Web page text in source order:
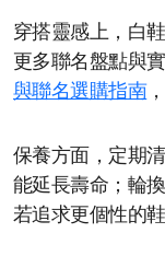
穿搭靈感上，白
更多聯名盤點與
與聯名選購指南
保養方面，定期
能延長壽命；輪
若追求更個性的